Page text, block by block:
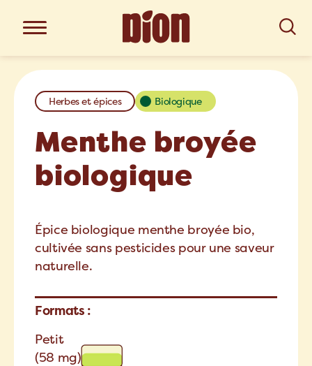
Herbes et épices Biologique
Menthe broyée
biologique
Épice biologique menthe broyée bio,
cultivée sans pesticides pour une saveur
naturelle.
Formats :
Petit
(58 mg)